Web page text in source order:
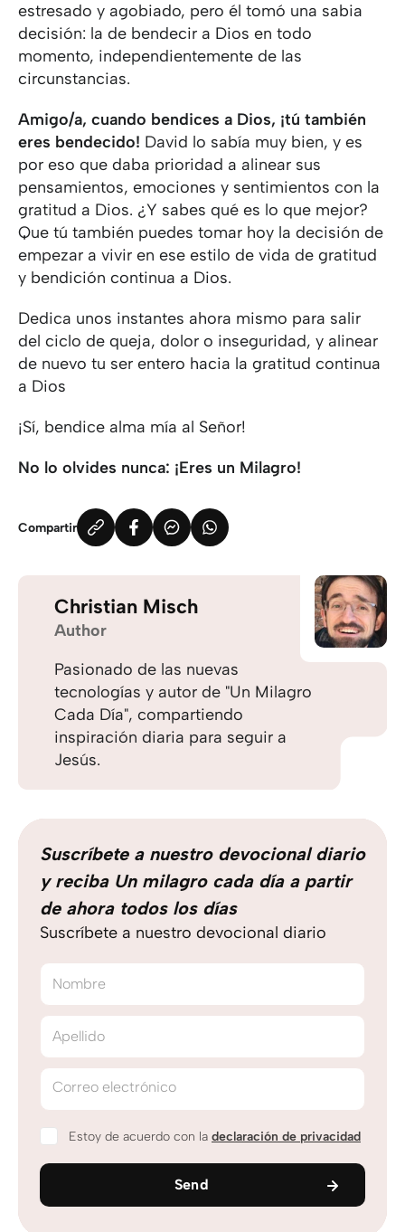
estresado y agobiado, pero él tomó una sabia
decisión: la de bendecir a Dios en todo
momento, independientemente de las
circunstancias.
Amigo/a, cuando bendices a Dios, ¡tú también
eres bendecido! David lo sabía muy bien, y es
por eso que daba prioridad a alinear sus
pensamientos, emociones y sentimientos con la
gratitud a Dios. ¿Y sabes qué es lo que mejor?
Que tú también puedes tomar hoy la decisión de
empezar a vivir en ese estilo de vida de gratitud
y bendición continua a Dios.
Dedica unos instantes ahora mismo para salir
del ciclo de queja, dolor o inseguridad, y alinear
de nuevo tu ser entero hacia la gratitud continua
a Dios
¡Sí, bendice alma mía al Señor!
No lo olvides nunca: ¡Eres un Milagro!
Compartir
Christian Misch
Author
Pasionado de las nuevas
tecnologías y autor de "Un Milagro
Cada Día", compartiendo
inspiración diaria para seguir a
Jesús.
Suscríbete a nuestro devocional diario
y reciba Un milagro cada día a partir
de ahora todos los días
Suscríbete a nuestro devocional diario
Nombre
Apellido
Correo electrónico
Estoy de acuerdo con la declaración de privacidad
Send